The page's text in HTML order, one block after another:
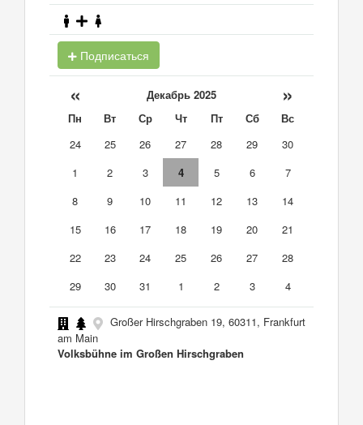
Подписаться
« Декабрь 2025 »
Пн Вт Ср Чт Пт Сб
Вс
24
25 26 27 28 29
30
1
2 3 4 5 6
7
8
9 10 11 12 13
14
15
16 17 18 19 20
21
22
23 24 25 26 27
28
29
30 31 1 2 3 4
Großer Hirschgraben 19, 60311, Frankfurt
am Main
Volksbühne im Großen Hirschgraben